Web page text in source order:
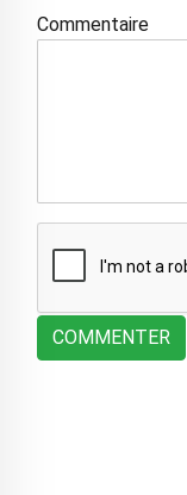
Commentaire
COMMENTER